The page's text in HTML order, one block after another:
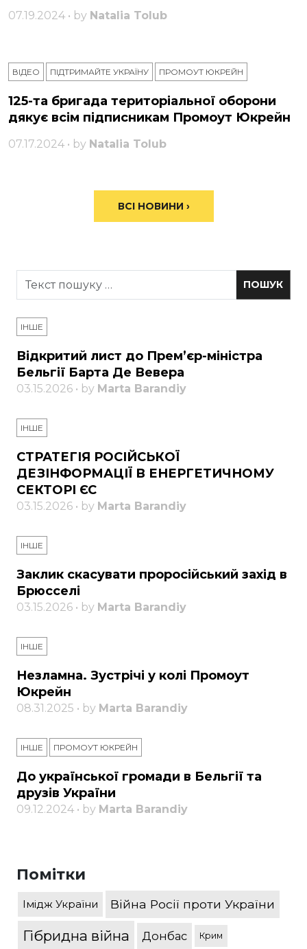
07.19.2024 • by Natalia Tolub
ВІДЕО ПІДТРИМАЙТЕ УКРАЇНУ ПРОМОУТ ЮКРЕЙН
125-та бригада територіальної оборони
дякує всім підписникам Промоут Юкрейн
07.17.2024 • by Natalia Tolub
ВСІ НОВИНИ ›
ІНШЕ
Відкритий лист до Прем’єр-міністра
Бельгії Барта Де Вевера
03.15.2026 • by Marta Barandiy
ІНШЕ
СТРАТЕГІЯ РОСІЙСЬКОЇ
ДЕЗІНФОРМАЦІЇ В ЕНЕРГЕТИЧНОМУ
СЕКТОРІ ЄС
03.15.2026 • by Marta Barandiy
ІНШЕ
Заклик скасувати проросійський захід в
Брюсселі
03.15.2026 • by Marta Barandiy
ІНШЕ
Незламна. Зустрічі у колі Промоут
Юкрейн
08.31.2025 • by Marta Barandiy
ІНШЕ ПРОМОУТ ЮКРЕЙН
До української громади в Бельгії та
друзів України
09.12.2024 • by Marta Barandiy
Помітки
Імідж України Війна Росії проти України
Гібридна війна Донбас Крим